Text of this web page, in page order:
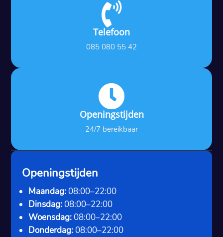

Telefoon
085 080 55 42

Openingstijden
24/7 bereikbaar
Openingstijden
Maandag: 08:00–22:00
Dinsdag: 08:00–22:00
Woensdag: 08:00–22:00
Donderdag: 08:00–22:00